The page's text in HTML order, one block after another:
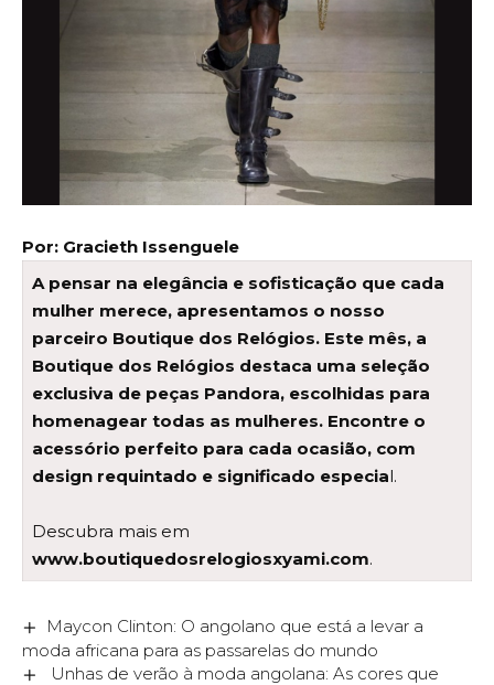
Por: Gracieth Issenguele
A pensar na elegância e sofisticação que cada
mulher merece, apresentamos o nosso
parceiro Boutique dos Relógios. Este mês, a
Boutique dos Relógios destaca uma seleção
exclusiva de peças Pandora, escolhidas para
homenagear todas as mulheres. Encontre o
acessório perfeito para cada ocasião, com
design requintado e significado especial.
Descubra mais em
www.boutiquedosrelogiosxyami.com.
Maycon Clinton: O angolano que está a levar a
moda africana para as passarelas do mundo
Unhas de verão à moda angolana: As cores que